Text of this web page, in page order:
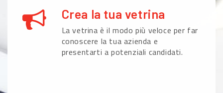
Crea la tua vetrina
La vetrina è il modo più veloce per far
conoscere la tua azienda e
presentarti a potenziali candidati.